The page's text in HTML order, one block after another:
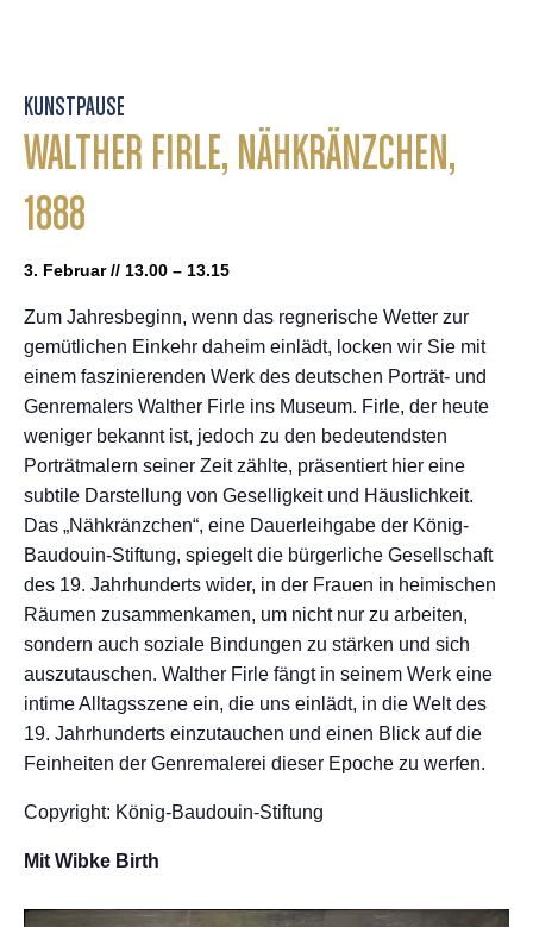
KUNSTPAUSE
WALTHER FIRLE, NÄHKRÄNZCHEN,
1888
3. Februar // 13.00 – 13.15
Zum Jahresbeginn, wenn das regnerische Wetter zur
gemütlichen Einkehr daheim einlädt, locken wir Sie mit
einem faszinierenden Werk des deutschen Porträt- und
Genremalers Walther Firle ins Museum. Firle, der heute
weniger bekannt ist, jedoch zu den bedeutendsten
Porträtmalern seiner Zeit zählte, präsentiert hier eine
subtile Darstellung von Geselligkeit und Häuslichkeit.
Das „Nähkränzchen“, eine Dauerleihgabe der König-
Baudouin-Stiftung, spiegelt die bürgerliche Gesellschaft
des 19. Jahrhunderts wider, in der Frauen in heimischen
Räumen zusammenkamen, um nicht nur zu arbeiten,
sondern auch soziale Bindungen zu stärken und sich
auszutauschen. Walther Firle fängt in seinem Werk eine
intime Alltagsszene ein, die uns einlädt, in die Welt des
19. Jahrhunderts einzutauchen und einen Blick auf die
Feinheiten der Genremalerei dieser Epoche zu werfen.
Copyright: König-Baudouin-Stiftung
Mit Wibke Birth